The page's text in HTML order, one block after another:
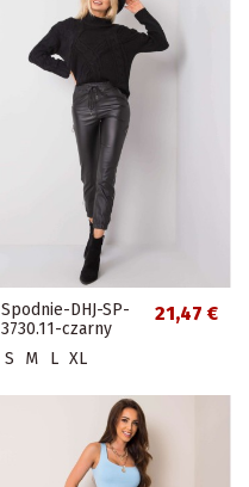
Spodnie-DHJ-SP-
3730.11-czarny
21,47 €
S M L XL